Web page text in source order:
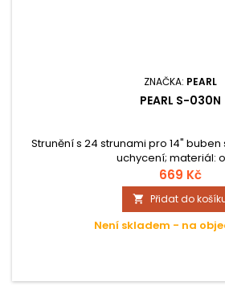
ZNAČKA: PEARL
PEARL S-030N
Strunění s 24 strunami pro 14"
uchycení; materiál:
669 Kč
 Přidat do
Není skladem - na